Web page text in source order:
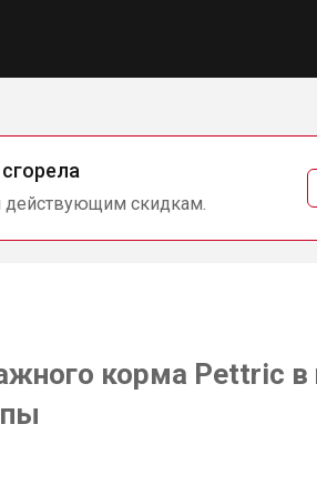
действующим скидкам.
корма Pettric в